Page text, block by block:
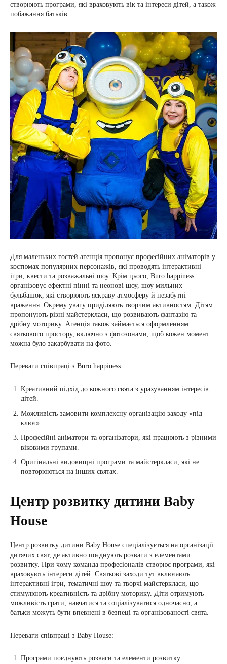
створюють програми, які враховують вік та інтереси дітей, а також
побажання батьків.
Для маленьких гостей агенція пропонує професійних аніматорів у
костюмах популярних персонажів, які проводять інтерактивні
ігри, квести та розважальні шоу. Крім цього, Buro happiness
організовує ефектні пінні та неонові шоу, шоу мильних
бульбашок, які створюють яскраву атмосферу й незабутні
враження. Окрему увагу приділяють творчим активностям. Дітям
пропонують різні майстеркласи, що розвивають фантазію та
дрібну моторику. Агенція також займається оформленням
святкового простору, включно з фотозонами, щоб кожен момент
можна було закарбувати на фото.
Переваги співпраці з Buro happiness:
Креативний підхід до кожного свята з урахуванням інтересів
дітей.
Можливість замовити комплексну організацію заходу «під
ключ».
Професійні аніматори та організатори, які працюють з різними
віковими групами.
Оригінальні видовищні програми та майстеркласи, які не
повторюються на інших святах.
Центр розвитку дитини Baby
House
Центр розвитку дитини Baby House спеціалізується на організації
дитячих свят, де активно поєднують розваги з елементами
розвитку. При чому команда професіоналів створює програми, які
враховують інтереси дітей. Святкові заходи тут включають
інтерактивні ігри, тематичні шоу та творчі майстеркласи, що
стимулюють креативність та дрібну моторику. Діти отримують
можливість грати, навчатися та соціалізуватися одночасно, а
батьки можуть бути впевнені в безпеці та організованості свята.
Переваги співпраці з Baby House:
Програми поєднують розваги та елементи розвитку.